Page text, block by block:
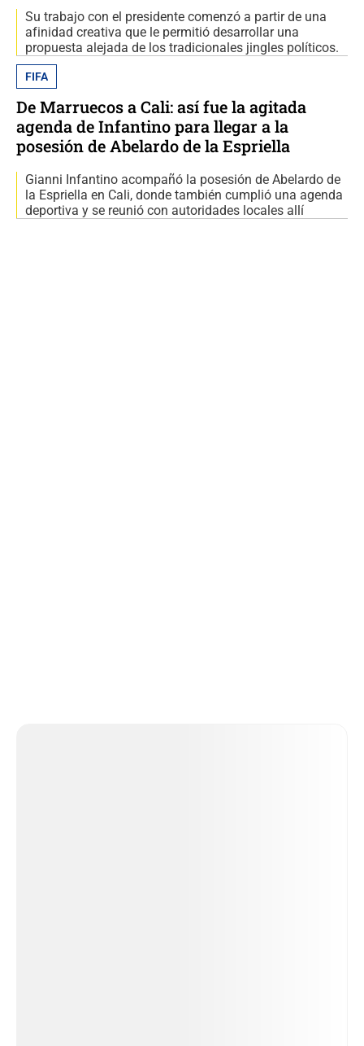
Su trabajo con el presidente comenzó a partir de una
afinidad creativa que le permitió desarrollar una
propuesta alejada de los tradicionales jingles políticos.
FIFA
De Marruecos a Cali: así fue la agitada
agenda de Infantino para llegar a la
posesión de Abelardo de la Espriella
Gianni Infantino acompañó la posesión de Abelardo de
la Espriella en Cali, donde también cumplió una agenda
deportiva y se reunió con autoridades locales allí